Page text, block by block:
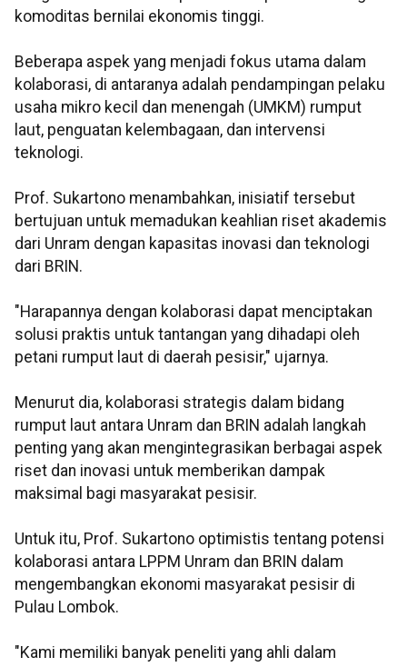
komoditas bernilai ekonomis tinggi.
Beberapa aspek yang menjadi fokus utama dalam
kolaborasi, di antaranya adalah pendampingan pelaku
usaha mikro kecil dan menengah (UMKM) rumput
laut, penguatan kelembagaan, dan intervensi
teknologi.
Prof. Sukartono menambahkan, inisiatif tersebut
bertujuan untuk memadukan keahlian riset akademis
dari Unram dengan kapasitas inovasi dan teknologi
dari BRIN.
"Harapannya dengan kolaborasi dapat menciptakan
solusi praktis untuk tantangan yang dihadapi oleh
petani rumput laut di daerah pesisir," ujarnya.
Menurut dia, kolaborasi strategis dalam bidang
rumput laut antara Unram dan BRIN adalah langkah
penting yang akan mengintegrasikan berbagai aspek
riset dan inovasi untuk memberikan dampak
maksimal bagi masyarakat pesisir.
Untuk itu, Prof. Sukartono optimistis tentang potensi
kolaborasi antara LPPM Unram dan BRIN dalam
mengembangkan ekonomi masyarakat pesisir di
Pulau Lombok.
"Kami memiliki banyak peneliti yang ahli dalam